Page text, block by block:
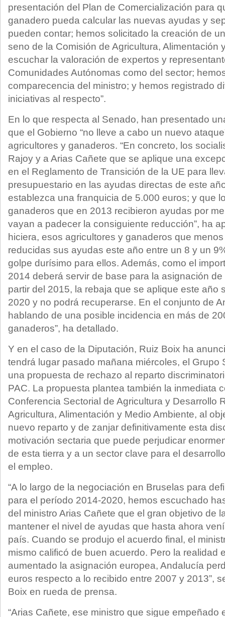
presentación del Plan de Comercialización para
ganadero pueda calcular las nuevas ayudas y
pueden contar; hemos solicitado la creación de
seno de la Comisión de Agricultura, Alimentación
escuchar la valoración de expertos y
Comunidades Autónomas como del sector;
comparecencia del ministro; y hemos registrado
iniciativas al respecto”.
En lo que respecta al Senado, han presentado
que el Gobierno “no lleve a cabo un nuevo
agricultores y ganaderos. “En concreto, los
Rajoy y a Arias Cañete que se aplique una
en el Reglamento de Transición de la UE para
presupuestario en las ayudas directas de este
establezca una franquicia de 5.000 euros; y que
ganaderos que en 2013 recibieron ayudas por
vayan a padecer la consiguiente reducción”, ha
hiciera, esos agricultores y ganaderos que
reducidas sus ayudas este año entre un 8 y un
golpe durísimo para ellos. Además, como el
2014 deberá servir de base para la asignación
partir del 2015, la rebaja que se aplique este año
2020 y no podrá recuperarse. En el conjunto de
hablando de una posible incidencia en más de
ganaderos”, ha detallado.
Y en el caso de la Diputación, Ruiz Boix ha
tendrá lugar pasado mañana miércoles, el Grupo
una propuesta de rechazo al reparto
PAC. La propuesta plantea también la inmediata
Conferencia Sectorial de Agricultura y Desarrollo
Agricultura, Alimentación y Medio Ambiente, al
nuevo reparto y de zanjar definitivamente esta
motivación sectaria que puede perjudicar
de esta tierra y a un sector clave para el
el empleo.
“A lo largo de la negociación en Bruselas para
para el período 2014-2020, hemos escuchado
del ministro Arias Cañete que el gran objetivo de
mantener el nivel de ayudas que hasta ahora
país. Cuando se produjo el acuerdo final, el
mismo calificó de buen acuerdo. Pero la realidad
aumentado la asignación europea, Andalucía
euros respecto a lo recibido entre 2007 y 2013”,
Boix en rueda de prensa.
“Arias Cañete, ese ministro que sigue empeñado